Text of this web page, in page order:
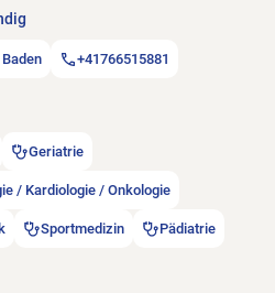
+41766515881
Geriatrie
/ Kardiologie / Onkologie
Sportmedizin Pädiatrie